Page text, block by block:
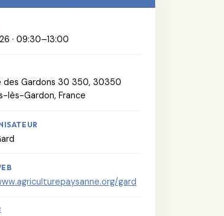
· 09:30–13:00
des Gardons 30 350, 30350
lès-Gardon, France
gard